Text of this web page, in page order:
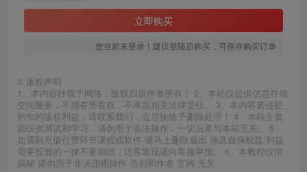
立即购买
您当前未登录！建议登陆后购买，可保存购买订单
© 版权声明
1、本内容转载于网络，版权归原作者所有！ 2、本站仅提供信息存储
空间服务，不拥有所有权，不承担相关法律责任。 3、本内容若侵犯
到你的版权利益，请联系我们，会尽快给予删除处理！ 4、本站全资
源仅供测试和学习，请勿用于非法操作，一切后果与本站无关。 5、
如遇到充值付费环节课程或软件 请马上删除退出 涉及自身权益/利益
需要投资的一律不要相信，访客发现请向客服举报。 6、本教程仅供
揭秘 请勿用于非法违规操作 否则和作者 官网 无关